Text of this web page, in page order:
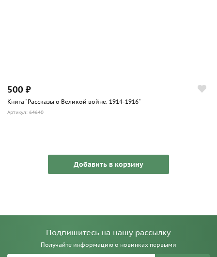
500 ₽
Книга "Рассказы о Великой войне. 1914-1916"
Артикул: 64640
Добавить в корзину
Подпишитесь на нашу рассылку
Получайте информацию о новинках первыми